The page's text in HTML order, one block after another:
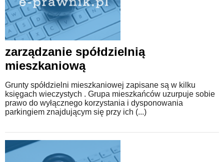
zarządzanie spółdzielnią
mieszkaniową
Grunty spółdzielni mieszkaniowej zapisane są w kilku
księgach wieczystych . Grupa mieszkańców uzurpuje sobie
prawo do wyłącznego korzystania i dysponowania
parkingiem znajdującym się przy ich (...)